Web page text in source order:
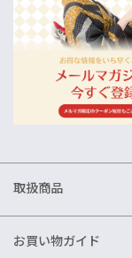
取扱商品
お買い物ガイド